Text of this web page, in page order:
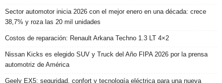
Sector automotor inicia 2026 con el mejor enero en una década: crece
38,7% y roza las 20 mil unidades
Costos de reparación: Renault Arkana Techno 1.3 LT 4×2
Nissan Kicks es elegido SUV y Truck del Año FIPA 2026 por la prensa
automotriz de América
Geely EX5: seguridad, confort y tecnología eléctrica para una nueva